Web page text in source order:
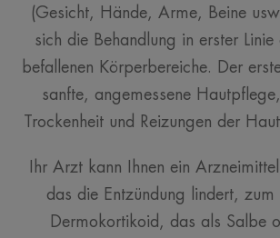
(Gesicht, Hände, Arme, Beine
sich die Behandlung in erster
befallenen Körperbereiche. Der
sanfte, angemessene
Trockenheit und Reizungen der
Ihr Arzt kann Ihnen ein
das die Entzündung lindert, zum
Dermokortikoid, das als Salbe